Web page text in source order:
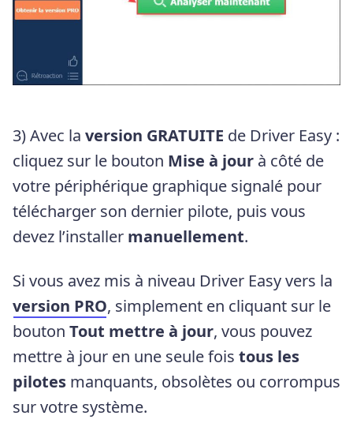
3) Avec la version GRATUITE de Driver Easy :
cliquez sur le bouton Mise à jour à côté de
votre périphérique graphique signalé pour
télécharger son dernier pilote, puis vous
devez l’installer manuellement.
Si vous avez mis à niveau Driver Easy vers la
version PRO, simplement en cliquant sur le
bouton Tout mettre à jour, vous pouvez
mettre à jour en une seule fois tous les
pilotes manquants, obsolètes ou corrompus
sur votre système.